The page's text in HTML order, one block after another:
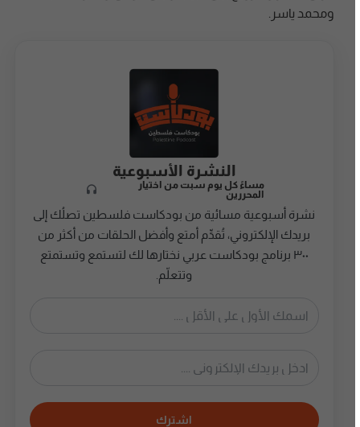
ومحمد ياسر.
النشرة الأسبوعية
مساءً كل يوم سبت من اختيار
المحررين
نشرة أسبوعية مسائية من بودكاست فلسطين تصلُك إلى
بريدك الإلكتروني، تُقدِّم أمتع وأفضل الحلقات من أكثر من
٣٠٠ برنامج بودكاست عربي نختارها لك لتستمع وتستمتع
وتتعلّم.
اشترك